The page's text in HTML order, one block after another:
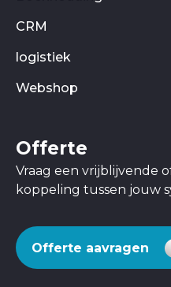
CRM
logistiek
Webshop
Offerte
Vraag een vrijblijvende
koppeling tussen jouw
Offerte aavragen